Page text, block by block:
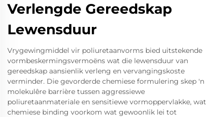
Verlengde Gereedskap
Lewensduur
Vrygewingmiddel vir poliuretaanvorms bied uitstekende
vormbeskermingsvermoëns wat die lewensduur van
gereedskap aansienlik verleng en vervangingskoste
verminder. Die gevorderde chemiese formulering skep 'n
molekulêre barrière tussen aggressiewe
poliuretaanmateriale en sensitiewe vormoppervlakke, wat
chemiese binding voorkom wat gewoonlik lei tot